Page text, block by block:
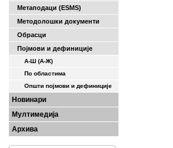
Метаподаци (ESMS)
Методолошки документи
Обрасци
Појмови и дефиниције
А-Ш (A-Ж)
По областима
Општи појмови и дефиниције
Новинари
Мултимедија
Архива